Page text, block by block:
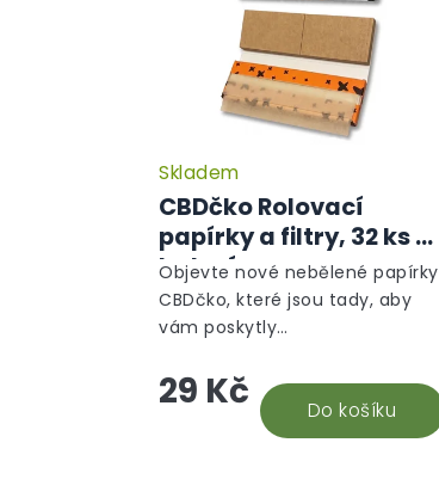
CBDčko Rolovací
papírky a filtry, 32 ks v
balení
Skladem
29 Kč Do košíku
Objevte nové nebělené papírky
CBDčko, které jsou tady, aby
vám poskytly
balení i kouření. Naše papírky
jsou vyrobeny s vášní a péčí,
což se odráží v...